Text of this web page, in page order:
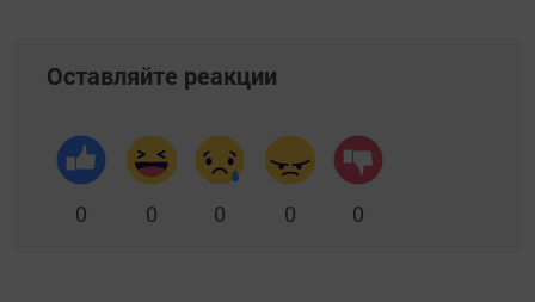
Оставляйте реакции
0 0 0 0 0